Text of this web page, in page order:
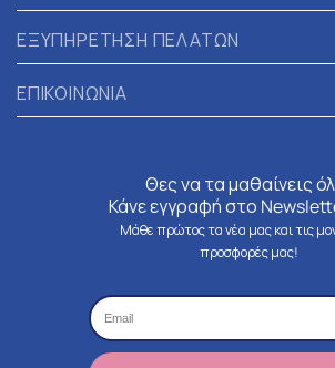
ΕΞΥΠΗΡΕΤΗΣΗ ΠΕΛΑΤΩΝ
ΕΠΙΚΟΙΝΩΝΙΑ
Θες να τα μαθαίνεις
Κάνε εγγραφή στο
Μάθε πρώτος τα νέα μας και τις
προσφορές μας!